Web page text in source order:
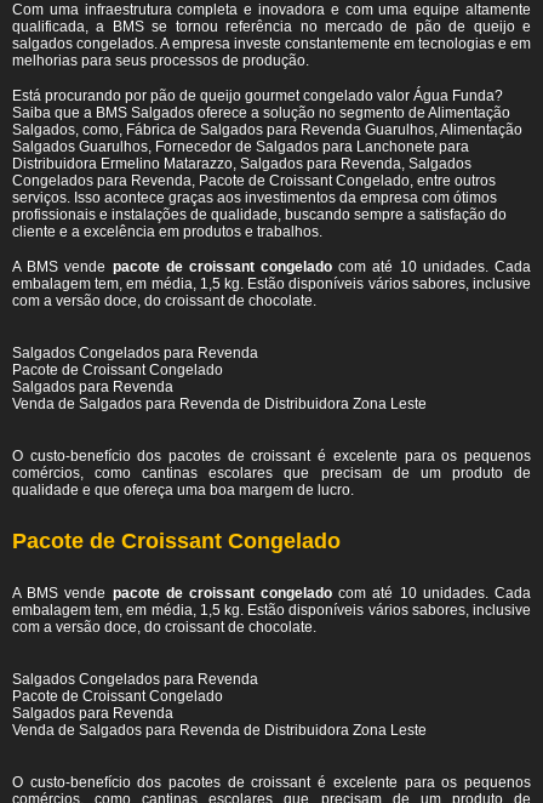
Com uma infraestrutura completa e inovadora e com uma equipe altamente
qualificada, a BMS se tornou referência no mercado de pão de queijo e
salgados congelados. A empresa investe constantemente em tecnologias e em
melhorias para seus processos de produção.
Está procurando por pão de queijo gourmet congelado valor Água Funda?
Saiba que a BMS Salgados oferece a solução no segmento de Alimentação
Salgados, como, Fábrica de Salgados para Revenda Guarulhos, Alimentação
Salgados Guarulhos, Fornecedor de Salgados para Lanchonete para
Distribuidora Ermelino Matarazzo, Salgados para Revenda, Salgados
Congelados para Revenda, Pacote de Croissant Congelado, entre outros
serviços. Isso acontece graças aos investimentos da empresa com ótimos
profissionais e instalações de qualidade, buscando sempre a satisfação do
cliente e a excelência em produtos e trabalhos.
A BMS vende pacote de croissant congelado com até 10 unidades. Cada
embalagem tem, em média, 1,5 kg. Estão disponíveis vários sabores, inclusive
com a versão doce, do croissant de chocolate.
Salgados Congelados para Revenda
Pacote de Croissant Congelado
Salgados para Revenda
Venda de Salgados para Revenda de Distribuidora Zona Leste
O custo-benefício dos pacotes de croissant é excelente para os pequenos
comércios, como cantinas escolares que precisam de um produto de
qualidade e que ofereça uma boa margem de lucro.
Pacote de Croissant Congelado
A BMS vende pacote de croissant congelado com até 10 unidades. Cada
embalagem tem, em média, 1,5 kg. Estão disponíveis vários sabores, inclusive
com a versão doce, do croissant de chocolate.
Salgados Congelados para Revenda
Pacote de Croissant Congelado
Salgados para Revenda
Venda de Salgados para Revenda de Distribuidora Zona Leste
O custo-benefício dos pacotes de croissant é excelente para os pequenos
comércios, como cantinas escolares que precisam de um produto de